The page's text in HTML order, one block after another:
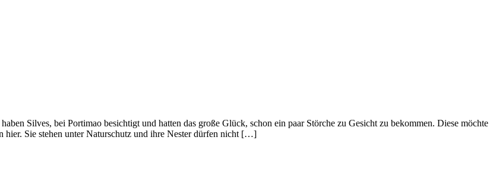
Silves, bei Portimao besichtigt und hatten das große Glück, schon ein paar Störche zu Gesicht zu bekommen. Diese möchte
Sie stehen unter Naturschutz und ihre Nester dürfen nicht […]